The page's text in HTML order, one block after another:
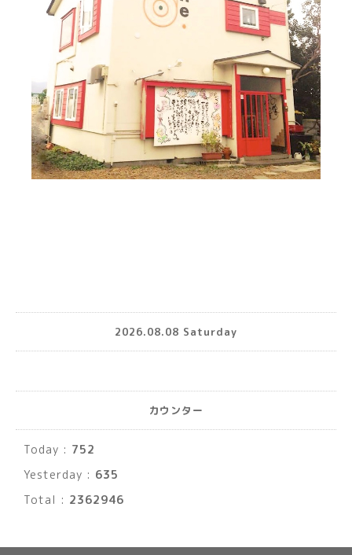
2026.08.08 Saturday
カウンター
Today : 752
Yesterday : 635
Total : 2362946